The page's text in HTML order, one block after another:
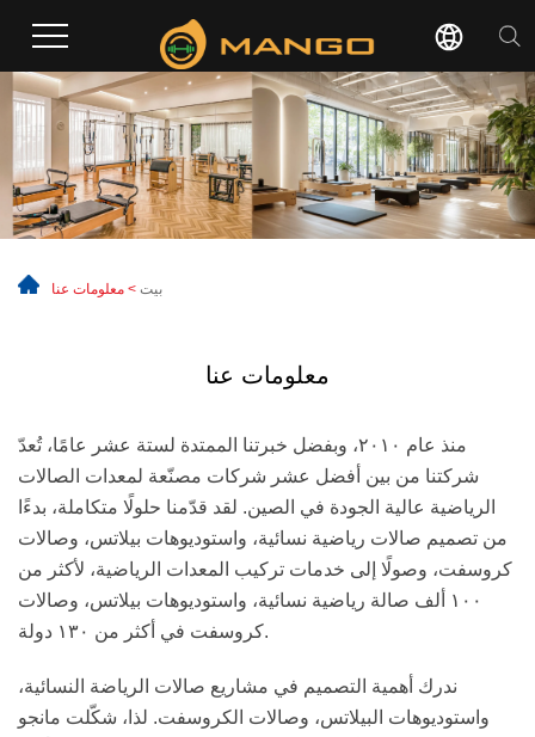
بيت > معلومات عنا
معلومات عنا
منذ عام ٢٠١٠، وبفضل خبرتنا الممتدة لستة عشر عامًا، تُعدّ
شركتنا من بين أفضل عشر شركات مصنّعة لمعدات الصالات
الرياضية عالية الجودة في الصين. لقد قدّمنا حلولًا متكاملة، بدءًا
من تصميم صالات رياضية نسائية، واستوديوهات بيلاتس، وصالات
كروسفت، وصولًا إلى خدمات تركيب المعدات الرياضية، لأكثر من
١٠٠ ألف صالة رياضية نسائية، واستوديوهات بيلاتس، وصالات
كروسفت في أكثر من ١٣٠ دولة.
ندرك أهمية التصميم في مشاريع صالات الرياضة النسائية،
واستوديوهات البيلاتس، وصالات الكروسفت. لذا، شكّلت مانجو